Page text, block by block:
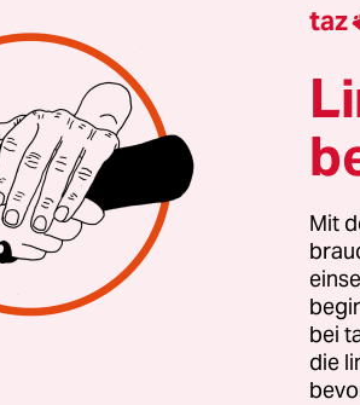
Eigentlich, so dachten die
Straße 9, seien sie vor einer
Wohnungen in
in einem der 42 Berliner
November dieser Brief vom
sich der Eigentümer
sieben Jahre lang nur den
Verpflichtung muss das
genehmigen“, steht in dem
taz
Mit
bei
die